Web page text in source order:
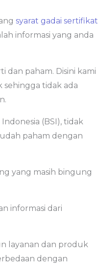
syarat gadai sertifikat
informasi yang anda
dan paham. Disini kami
tidak ada
(BSI), tidak
paham dengan
yang masih bingung
informasi dari
layanan dan produk
dengan